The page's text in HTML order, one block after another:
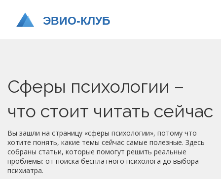
Сферы психологии –
что стоит читать сейчас
Вы зашли на страницу «сферы психологии», потому что
хотите понять, какие темы сейчас самые полезные. Здесь
собраны статьи, которые помогут решить реальные
проблемы: от поиска бесплатного психолога до выбора
психиатра.